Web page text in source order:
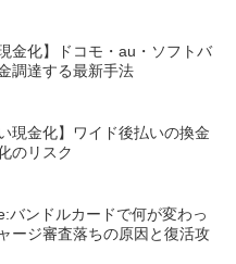
金化】ドコモ・au・ソフトバ
調達する最新手法
現金化】ワイド後払いの換金
のリスク
バンドルカードで何が変わっ
ージ審査落ちの原因と復活攻